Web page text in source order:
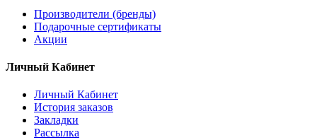
Производители (бренды)
Подарочные сертификаты
Акции
Личный Кабинет
Личный Кабинет
История заказов
Закладки
Рассылка